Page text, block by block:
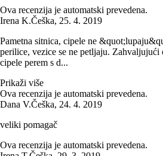
Ova recenzija je automatski prevedena.
Irena K.Češka, 25. 4. 2019
Pametna sitnica, cipele ne
perilice, vezice se ne petljaju.
cipele perem s d...
Prikaži više
Ova recenzija je automatski prevedena.
Dana V.Češka, 24. 4. 2019
veliki pomagač
Ova recenzija je automatski prevedena.